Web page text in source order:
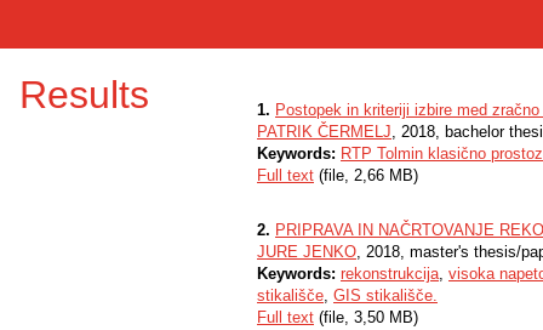
Results 1. Postopek in kriteriji izbire med
PATRIK ČERMELJ, 2018, bachelor
Keywords: RTP Tolmin klasično
Full text (file, 2,66 MB)
2. PRIPRAVA IN NAČRTOVANJE
JURE JENKO, 2018, master's thesis/
Keywords: rekonstrukcija, visoka
stikališče, GIS stikališče.
Full text (file, 3,50 MB)